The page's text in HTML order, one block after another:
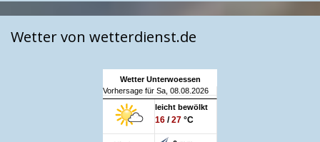
Wetter von wetterdienst.de
Wetter Unterwoessen
Vorhersage für Sa, 08.08.2026
leicht bewölkt
16 /27 °C